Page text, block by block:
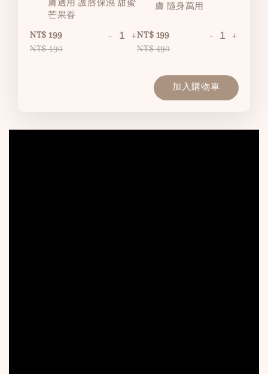
膚適用 護唇保濕 甜蜜
芒果香
NT$ 199
NT$ 490
- +
膚 隨身萬用
NT$ 199
NT$ 490
- +
加入購物車